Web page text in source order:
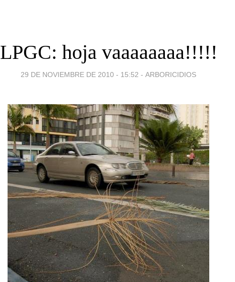
LPGC: hoja vaaaaaaaa!!!!!
29 DE NOVIEMBRE DE 2010 - 15:52 - ARBORICIDIOS